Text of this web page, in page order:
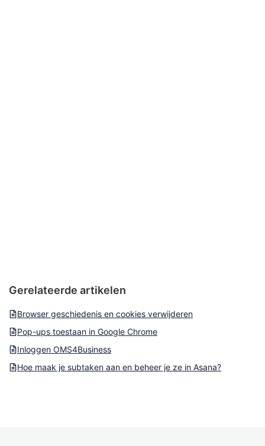
Gerelateerde artikelen
Browser geschiedenis en cookies verwijderen
Pop-ups toestaan in Google Chrome
Inloggen OMS4Business
Hoe maak je subtaken aan en beheer je ze in Asana?